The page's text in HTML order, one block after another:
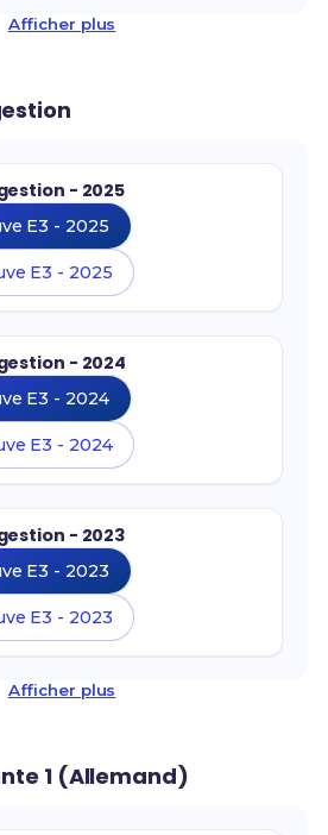
Afficher plus
- 2025
E3 - 2025
E3 - 2025
- 2024
E3 - 2024
E3 - 2024
- 2023
E3 - 2023
E3 - 2023
Afficher plus
1 (Allemand)